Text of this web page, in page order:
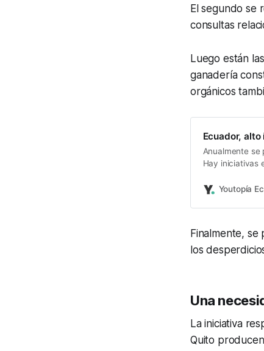
El segundo se
consultas
Luego están
ganadería
orgánicos
Ecuador,
Anualmente se
Hay iniciativas
Youtopía
Finalmente,
los
Una
La iniciativa
Quito